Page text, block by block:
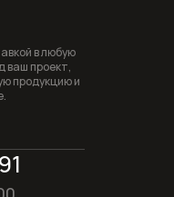
в любую
ваш проект,
продукцию и